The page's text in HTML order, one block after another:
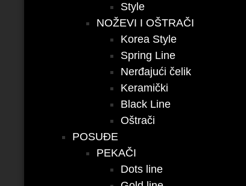
Style
NOŽEVI I OŠTRAČI
Korea Style
Spring Line
Nerđajući čelik
Keramički
Black Line
Oštrači
POSUĐE
PEKAČI
Dots line